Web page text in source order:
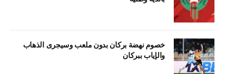
خصوم نهضة بركان بدون ملعب وسيجرى الذهاب
والإياب ببركان